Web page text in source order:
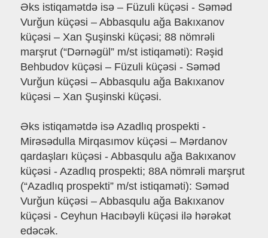
Əks istiqamətdə isə – Füzuli küçəsi - Səməd
Vurğun küçəsi – Abbasqulu ağa Bakıxanov
küçəsi – Xan Şuşinski küçəsi; 88 nömrəli
marşrut (“Dərnəgül” m/st istiqaməti): Rəşid
Behbudov küçəsi – Füzuli küçəsi - Səməd
Vurğun küçəsi – Abbasqulu ağa Bakıxanov
küçəsi – Xan Şuşinski küçəsi.
Əks istiqamətdə isə Azadlıq prospekti -
Mirəsədulla Mirqasımov küçəsi – Mərdanov
qardaşları küçəsi - Abbasqulu ağa Bakıxanov
küçəsi - Azadlıq prospekti; 88A nömrəli marşrut
(“Azadlıq prospekti” m/st istiqaməti): Səməd
Vurğun küçəsi – Abbasqulu ağa Bakıxanov
küçəsi - Ceyhun Hacıbəyli küçəsi ilə hərəkət
edəcək.